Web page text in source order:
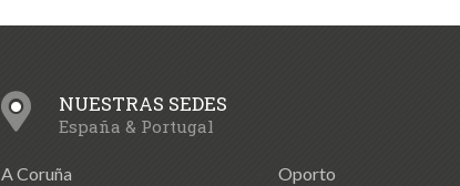
NUESTRAS SEDES
España & Portugal
A Coruña
Oporto